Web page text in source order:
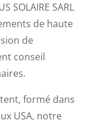
SOLAIRE SARL
de haute
de
conseil
formé dans
USA, notre